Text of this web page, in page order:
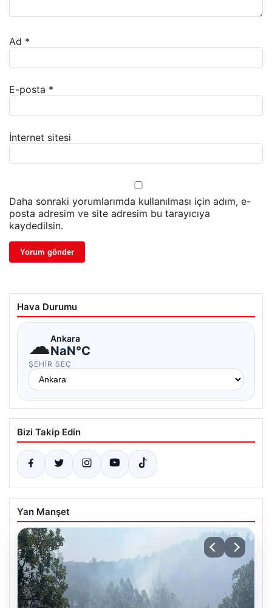
Ad *
E-posta *
İnternet sitesi
Daha sonraki yorumlarımda kullanılması için adım, e-
posta adresim ve site adresim bu tarayıcıya
kaydedilsin.
Hava Durumu
☁Ankara
NaN°C
ŞEHIR SEÇ
Bizi Takip Edin
Yan Manşet